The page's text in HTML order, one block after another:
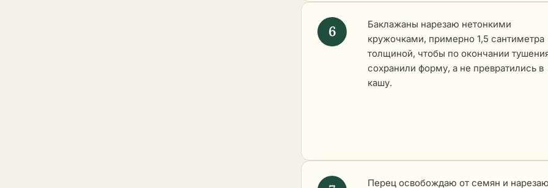
Баклажаны нарезаю нетонкими
кружочками, примерно 1,5 сантиметра
толщиной, чтобы по окончании
сохранили форму, а не превратились в
кашу.
Перец освобождаю от семян и